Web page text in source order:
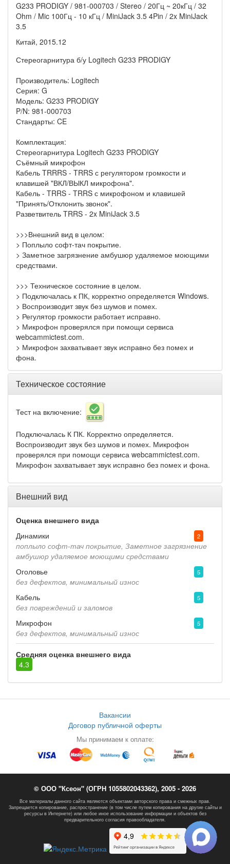
G233 PRODIGY / 981-000703 / Stereo / 20Гц ~ 20кГц / 32
Ohm / Mic 100Гц - 10 кГц / MiniJack 3.5 4Pin / 2x MiniJack
3.5
Китай, 2015.12
Стереогарнитура б/у Logitech G233 PRODIGY
Производитель: Logitech
Серия: G
Модель: G233 PRODIGY
P/N: 981-000703
Стандарты: CE
Комплектация:
Стереогарнитура Logitech G233 PRODIGY
Съёмный микрофон
Кабель TRRRS - TRRS с регулятором громкости и
клавишей "ВКЛ/ВЫКЛ микрофона".
Кабель - TRRS - TRRS с микрофоном и клавишей
"Принять/Отклонить звонок".
Разветвитель TRRS - 2x MiniJack 3.5
>>>Внешний вид в целом:
> Поплыло софт-тач покрытие.
> Заметное загрязнение амбушюр удаляемое моющими
средствами.
>>> Техническое состояние в целом.
> Подключалась к ПК, корректно определяется Windows.
> Воспроизводит звук без шумов и помех.
> Регулятор громкости работает исправно.
> Микрофон проверялся при помощи сервиса
webcammictest.com.
> Микрофон захватывает звук исправно без помех и
фона.
Техническое состояние
Тест на включение:
Подключалась К ПК. Корректно определяется.
Воспроизводит звук без шумов и помех. Микрофон
проверялся при помощи сервиса webcammictest.com.
Микрофон захватывает звук исправно без помех и фона.
Внешний вид
Оценка внешнего вида
Динамики
2
поплыло софт-тач покрытие, Заметное загрязнение
амбушюр удаляемое моющими средствами
Оголовье
5
без дефектов, минимальный износ
Кабель
5
без повреждений и заломов
Микрофон
5
без дефектов, минимальный износ
Средняя оценка внешнего вида
4.3
Вакансии
Договор публичной оферты
Мы принимаем к оплате:
© ООО "Ксеон" (ОГРН 1055802043362), 2005 - 2026
Все материалы данного сайта являются объектами авторского права и смежных прав.
Запрещается копирование, распространение (в том числе путем копирования на другие сайты и
ресурсы в Интернете) или любое иное использование информации и объектов без
предварительного согласия правообладателя.